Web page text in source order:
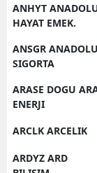
ANHYT
HAYAT EMEK.
ANSGR ANADOLU
SIGORTA
ARASE DOGU
ENERJI
ARCLK ARCELIK
ARDYZ ARD